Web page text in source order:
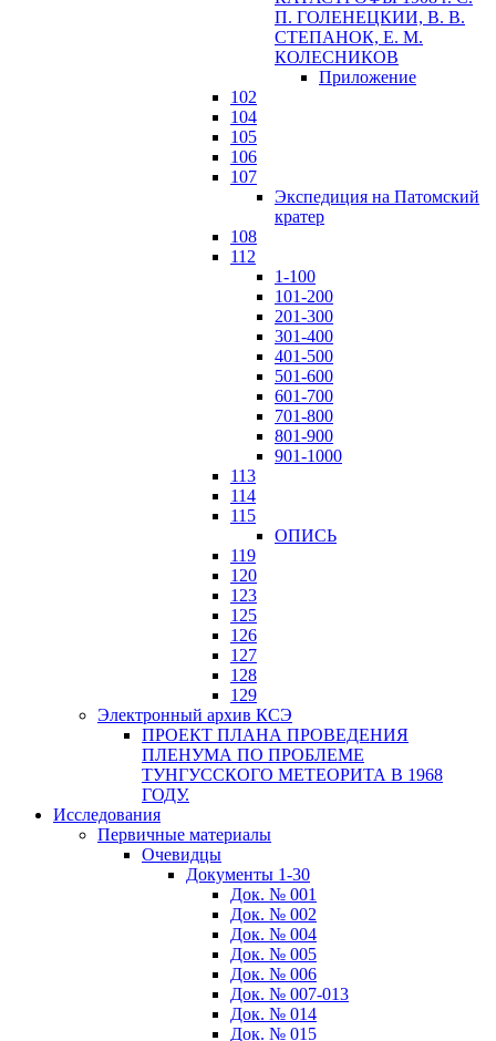
П. ГОЛЕНЕЦКИИ, В. В.
СТЕПАНОК, Е. М.
КОЛЕСНИКОВ
Приложение
102
104
105
106
107
Экспедиция на Патомский
кратер
108
112
1-100
101-200
201-300
301-400
401-500
501-600
601-700
701-800
801-900
901-1000
113
114
115
ОПИСЬ
119
120
123
125
126
127
128
129
Электронный архив КСЭ
ПРОЕКТ ПЛАНА ПРОВЕДЕНИЯ
ПЛЕНУМА ПО ПРОБЛЕМЕ
ТУНГУССКОГО МЕТЕОРИТА В 1968
ГОДУ.
Исследования
Первичные материалы
Очевидцы
Документы 1-30
Док. № 001
Док. № 002
Док. № 004
Док. № 005
Док. № 006
Док. № 007-013
Док. № 014
Док. № 015